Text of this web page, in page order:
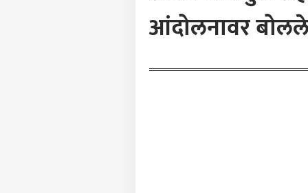
आंदोलनावर